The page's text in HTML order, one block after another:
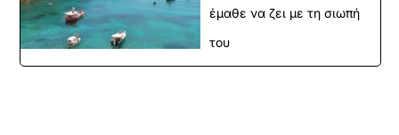
έμαθε να ζει με τη σιωπή
του